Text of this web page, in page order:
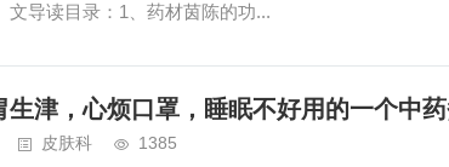
文导读目录：1、药材茵陈的功...
生津，心烦口罩，睡眠不好用的一个中
皮肤科 1385